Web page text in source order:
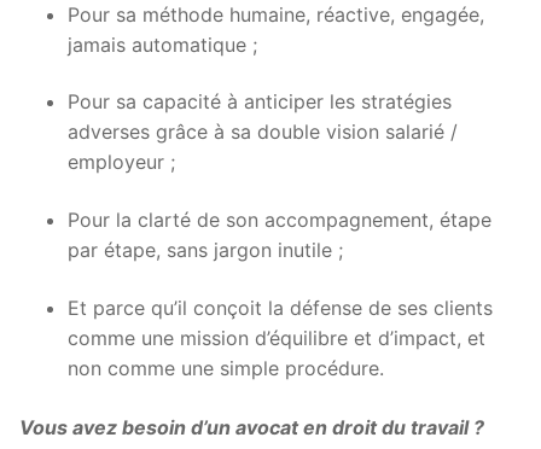
Pour sa méthode humaine, réactive, engagée,
jamais automatique ;
Pour sa capacité à anticiper les stratégies
adverses grâce à sa double vision salarié /
employeur ;
Pour la clarté de son accompagnement, étape
par étape, sans jargon inutile ;
Et parce qu’il conçoit la défense de ses clients
comme une mission d’équilibre et d’impact, et
non comme une simple procédure.
Vous avez besoin d’un avocat en droit du travail ?